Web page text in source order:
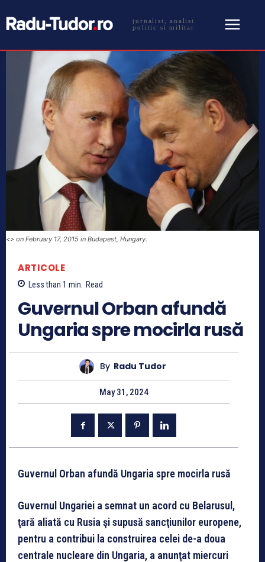
jurnalist, analist
politic si militar
<> on February 17, 2015 in Budapest, Hungary.
ARTICOLE
Less than 1 min. Read
Guvernul Orban afundă
Ungaria spre mocirla rusă
By Radu Tudor
May 31, 2024
Guvernul Orban afundă Ungaria spre mocirla rusă
Guvernul Ungariei a semnat un acord cu Belarusul,
ţară aliată cu Rusia şi supusă sancţiunilor europene,
pentru a contribui la construirea celei de-a doua
centrale nucleare din Ungaria, a anunţat miercuri